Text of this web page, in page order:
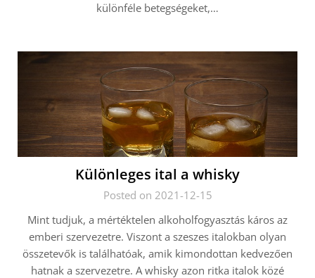
különféle betegségeket,…
Különleges ital a whisky
Posted on 2021-12-15
Mint tudjuk, a mértéktelen alkoholfogyasztás káros az
emberi szervezetre. Viszont a szeszes italokban olyan
összetevők is találhatóak, amik kimondottan kedvezően
hatnak a szervezetre. A whisky azon ritka italok közé